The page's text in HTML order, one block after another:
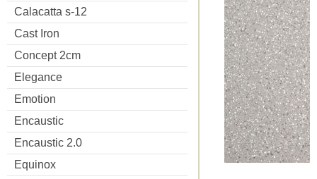
Calacatta s-12
Cast Iron
Concept 2cm
Elegance
Emotion
Encaustic
Encaustic 2.0
Equinox